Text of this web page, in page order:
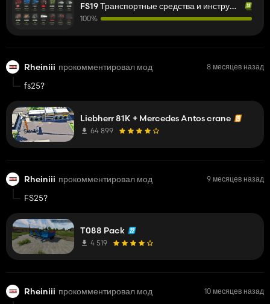
FS19 Транспортные средства и инструменты (L-R)
100%
Rheiniii прокомментировал мод 8 месяцев назад
fs25?
Liebherr 81K + Mercedes Antos crane
64 899
Rheiniii прокомментировал мод 9 месяцев назад
FS25?
T088 Pack
4 519
Rheiniii прокомментировал мод 10 месяцев назад